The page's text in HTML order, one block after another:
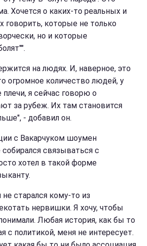
Хочется о каких-то реальных и
говорить, которые не только
но и которые
на людях. И, наверное, это
огромное количество людей, у
я сейчас говорю о
за рубеж. Их там становится
- добавил он.
с Вакарчуком шоумен
собирался связываться с
хотел в такой форме
не старался кому-то из
нервишки. Я хочу, чтобы
Любая история, как бы то
с политикой, меня не интересует.